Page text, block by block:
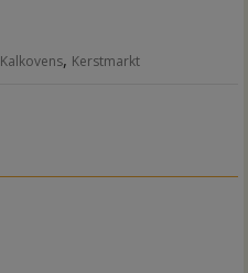
Kalkovens, Kerstmarkt